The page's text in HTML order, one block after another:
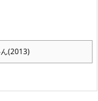
(2013)